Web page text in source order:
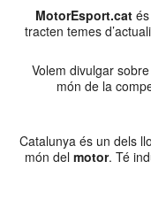
MotorEsport.cat
tracten temes
Volem divulgar
món de la
Catalunya és un dels
món del motor. Té